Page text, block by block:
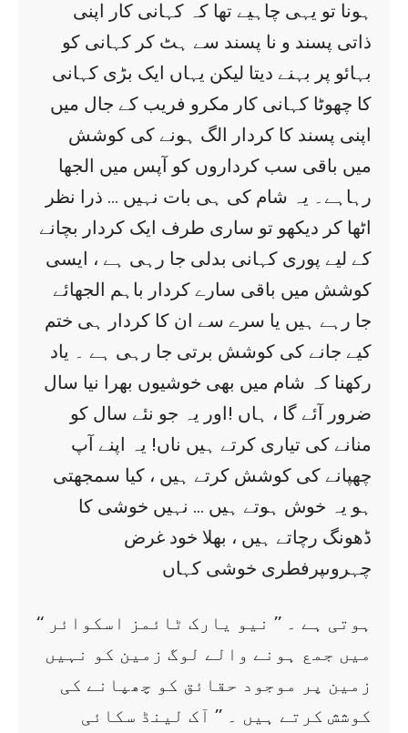
ہونا تو یہی چاہیے تھا کہ کہانی کار اپنی
ذاتی پسند و نا پسند سے ہٹ کر کہانی کو
بہائو پر بہنے دیتا لیکن یہاں ایک بڑی کہانی
کا چھوٹا کہانی کار مکرو فریب کے جال میں
اپنی پسند کا کردار الگ ہونے کی کوشش
میں باقی سب کرداروں کو آپس میں الجھا
رہاہے۔ یہ شام کی ہی بات نہیں … ذرا نظر
اٹھا کر دیکھو تو ساری طرف ایک کردار بچانے
کے لیے پوری کہانی بدلی جا رہی ہے ، ایسی
کوشش میں باقی سارے کردار باہم الجھائے
جا رہے ہیں یا سرے سے ان کا کردار ہی ختم
کیے جانے کی کوشش برتی جا رہی ہے ۔ یاد
رکھنا کہ شام میں بھی خوشیوں بھرا نیا سال
ضرور آئے گا ، ہاں !اور یہ جو نئے سال کو
منانے کی تیاری کرتے ہیں ناں! یہ اپنے آپ
چھپانے کی کوشش کرتے ہیں ، کیا سمجھتی
ہو یہ خوش ہوتے ہیں … نہیں خوشی کا
ڈھونگ رچاتے ہیں ، بھلا خود غرض
چہروںپرفطری خوشی کہاں
ہوتی ہے ۔ ’’ نیو یارک ٹائمز اسکوائر ‘‘
میں جمع ہونے والے لوگ زمین کو نہیں
زمین پر موجود حقائق کو چھپانے کی
کوشش کرتے ہیں ۔ ’’ آک لینڈ سکائی